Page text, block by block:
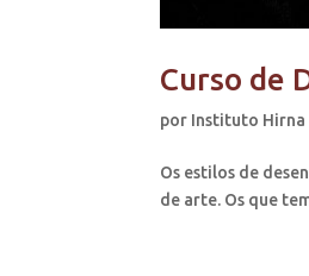
Curso de
por Instituto
Os estilos de
de arte. Os que